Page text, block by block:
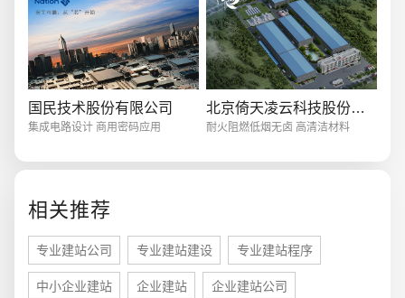
国民技术股份有限公司
集成电路设计 商用密码应用
北京倚天凌云科技股份有限公司
耐火阻燃低烟无卤 高清洁材料
相关推荐
专业建站公司 专业建站建设 专业建站程序
中小企业建站 企业建站 企业建站公司
创意品牌型网站 · 标准企业官网建设 · 外贸网
电商及系统平台开发